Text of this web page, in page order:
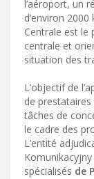
l’aéroport, un
d’environ
Centrale est le
centrale et
situation des
L’objectif de
de
tâches de
le cadre des
L’entité
Komunikacyjny
spécialisés de